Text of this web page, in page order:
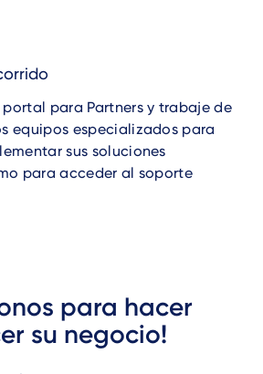
para Partners y trabaje de
equipos especializados para
sus soluciones
para acceder al soporte
para hacer
su negocio!